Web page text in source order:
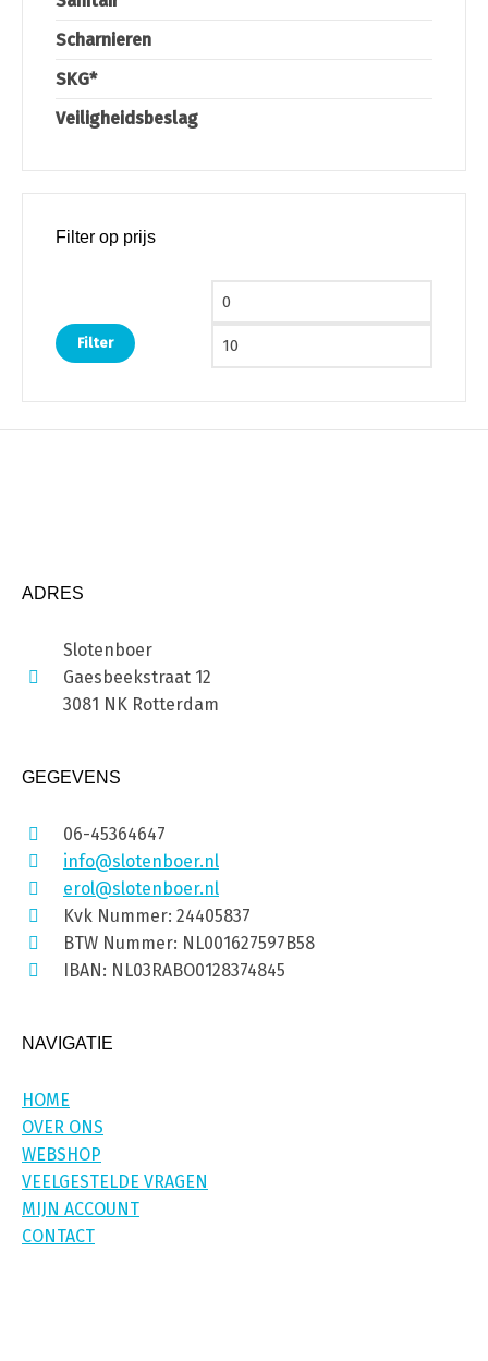
Scharnieren
SKG*
Veiligheidsbeslag
Filter op prijs
Min. prijs
Filter
ADRES
Slotenboer
Gaesbeekstraat 12
3081 NK Rotterdam
GEGEVENS
06-45364647
info@slotenboer.nl
erol@slotenboer.nl
Kvk Nummer: 24405837
BTW Nummer: NL001627597B58
IBAN: NL03RABO0128374845
NAVIGATIE
HOME
OVER ONS
WEBSHOP
VEELGESTELDE VRAGEN
MIJN ACCOUNT
CONTACT